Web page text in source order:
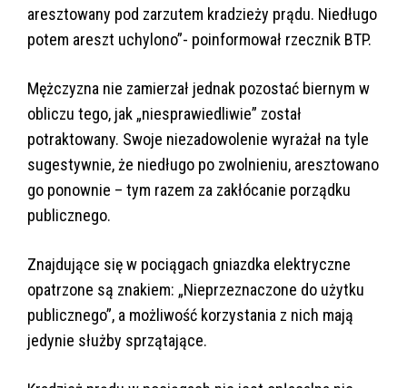
aresztowany pod zarzutem kradzieży prądu. Niedługo
potem areszt uchylono”- poinformował rzecznik BTP.
Mężczyzna nie zamierzał jednak pozostać biernym w
obliczu tego, jak „niesprawiedliwie” został
potraktowany. Swoje niezadowolenie wyrażał na tyle
sugestywnie, że niedługo po zwolnieniu, aresztowano
go ponownie – tym razem za zakłócanie porządku
publicznego.
Znajdujące się w pociągach gniazdka elektryczne
opatrzone są znakiem: „Nieprzeznaczone do użytku
publicznego”, a możliwość korzystania z nich mają
jedynie służby sprzątające.